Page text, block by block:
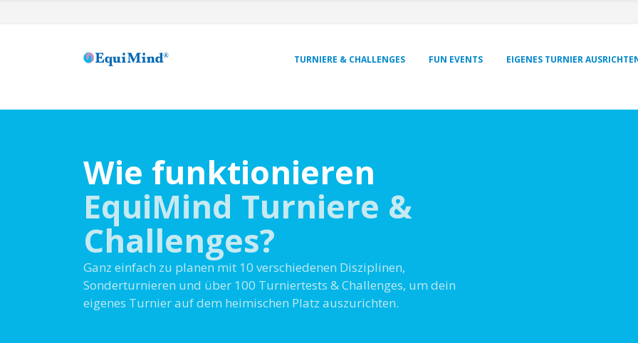
TURNIERE & CHALLENGES FUN EVENTS EIGENES TURNIER
Wie funktionieren
EquiMind Turniere &
Challenges?
Ganz einfach zu planen mit 10 verschiedenen Disziplinen,
Sonderturnieren und über 100 Turniertests & Challenges, um dein
eigenes Turnier auf dem heimischen Platz auszurichten.